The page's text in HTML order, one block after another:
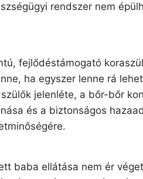
rendszer nem
fejlődéstámogató
ha egyszer lenne rá
jelenléte, a bőr-bőr
és a biztonságos
baba ellátása nem ér